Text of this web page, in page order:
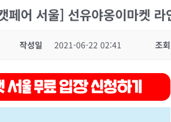
페어 서울] 선유야옹이마켓 라
작성일 2021-06-22 02:41 조회